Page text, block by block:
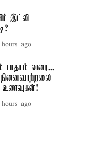
இட்லி
hours ago
பாதாம் வரை...
உணவுகள்!
ago